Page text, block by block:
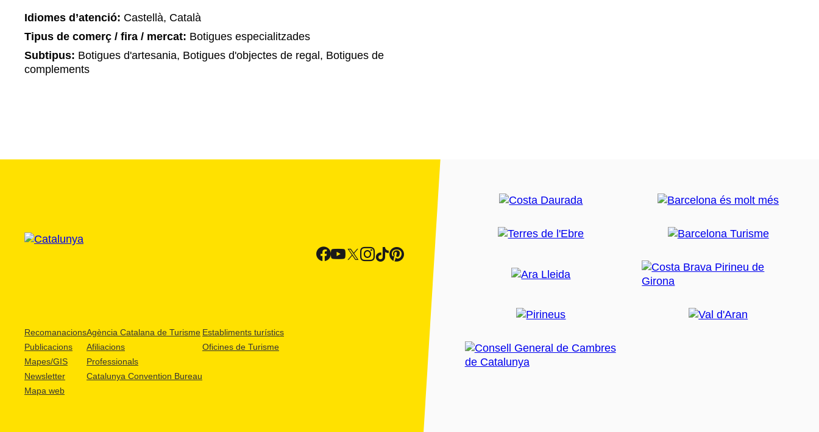
Idiomes d’atenció: Castellà, Català
Tipus de comerç / fira / mercat: Botigues especialitzades
Subtipus: Botigues d'artesania, Botigues d'objectes de regal, Botigues de
complements
Recomanacions
Publicacions
Mapes/GIS
Newsletter
Mapa web
Agència Catalana de Turisme
Afiliacions
Professionals
Catalunya Convention Bureau
Establiments turístics
Oficines de Turisme